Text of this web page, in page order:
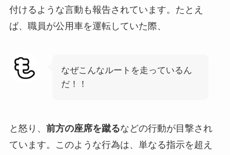
付けるような言動も報告されています。たとえ
ば、職員が公用車を運転していた際、
なぜこんなルートを走っているん
だ！！
と怒り、 前方の座席を蹴るなどの行動が目撃され
ています。このような行為は、単なる指示を超え